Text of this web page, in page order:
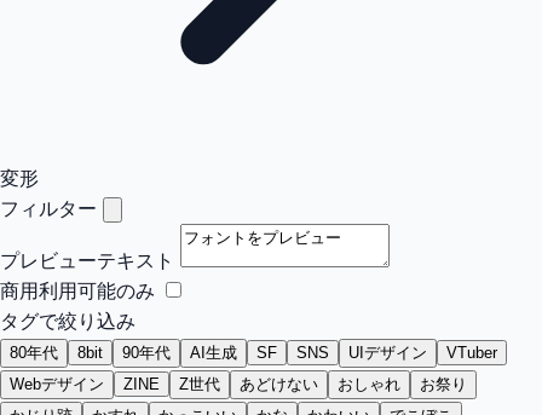
変形
フィルター
プレビューテキスト
商用利用可能のみ
タグで絞り込み
80年代 8bit 90年代 AI生成 SF SNS UIデザイン
VTuber
Webデザイン
ZINE Z世代 あどけない おしゃれ
お祭り